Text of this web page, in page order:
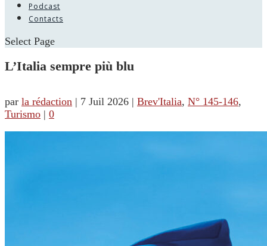
Podcast
Contacts
Select Page
L’Italia sempre più blu
par la rédaction | 7 Juil 2026 | Brev'Italia, N° 145-146,
Turismo | 0